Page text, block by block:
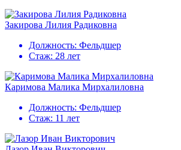
Закирова Лилия Радиковна
Должность: Фельдшер
Стаж: 28 лет
Каримова Малика Мирхалиловна
Должность: Фельдшер
Стаж: 11 лет